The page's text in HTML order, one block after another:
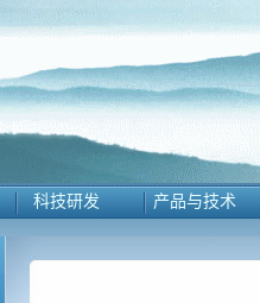
科技研发 产品与技术